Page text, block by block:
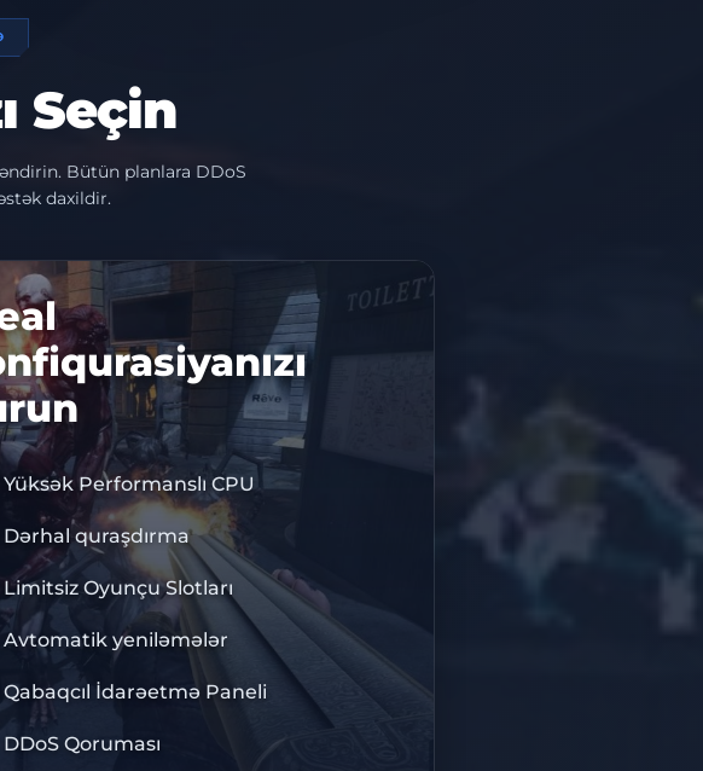
Seçin
Bütün planlara DDoS
daxildir.
Yüksək Performanslı CPU
Dərhal quraşdırma
Limitsiz Oyunçu Slotları
Avtomatik yeniləmələr
Qabaqcıl İdarəetmə Paneli
DDoS Qoruması
10% ENDİRİM KODU
DIS10
RABISU
PREMİUM İNFRASTRUKTUR